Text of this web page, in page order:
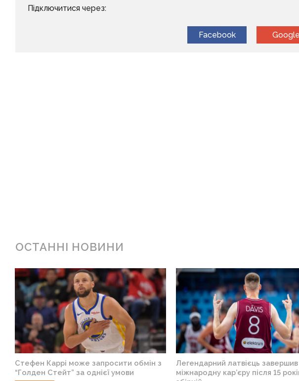
Підключитися через:
Facebook Google
ОСТАННІ НОВИНИ
Стефен Каррі може запросити обмін з
“Голден Стейт” за однієї умови
Легендарний латвієць завершив
міжнародну кар’єру після 15